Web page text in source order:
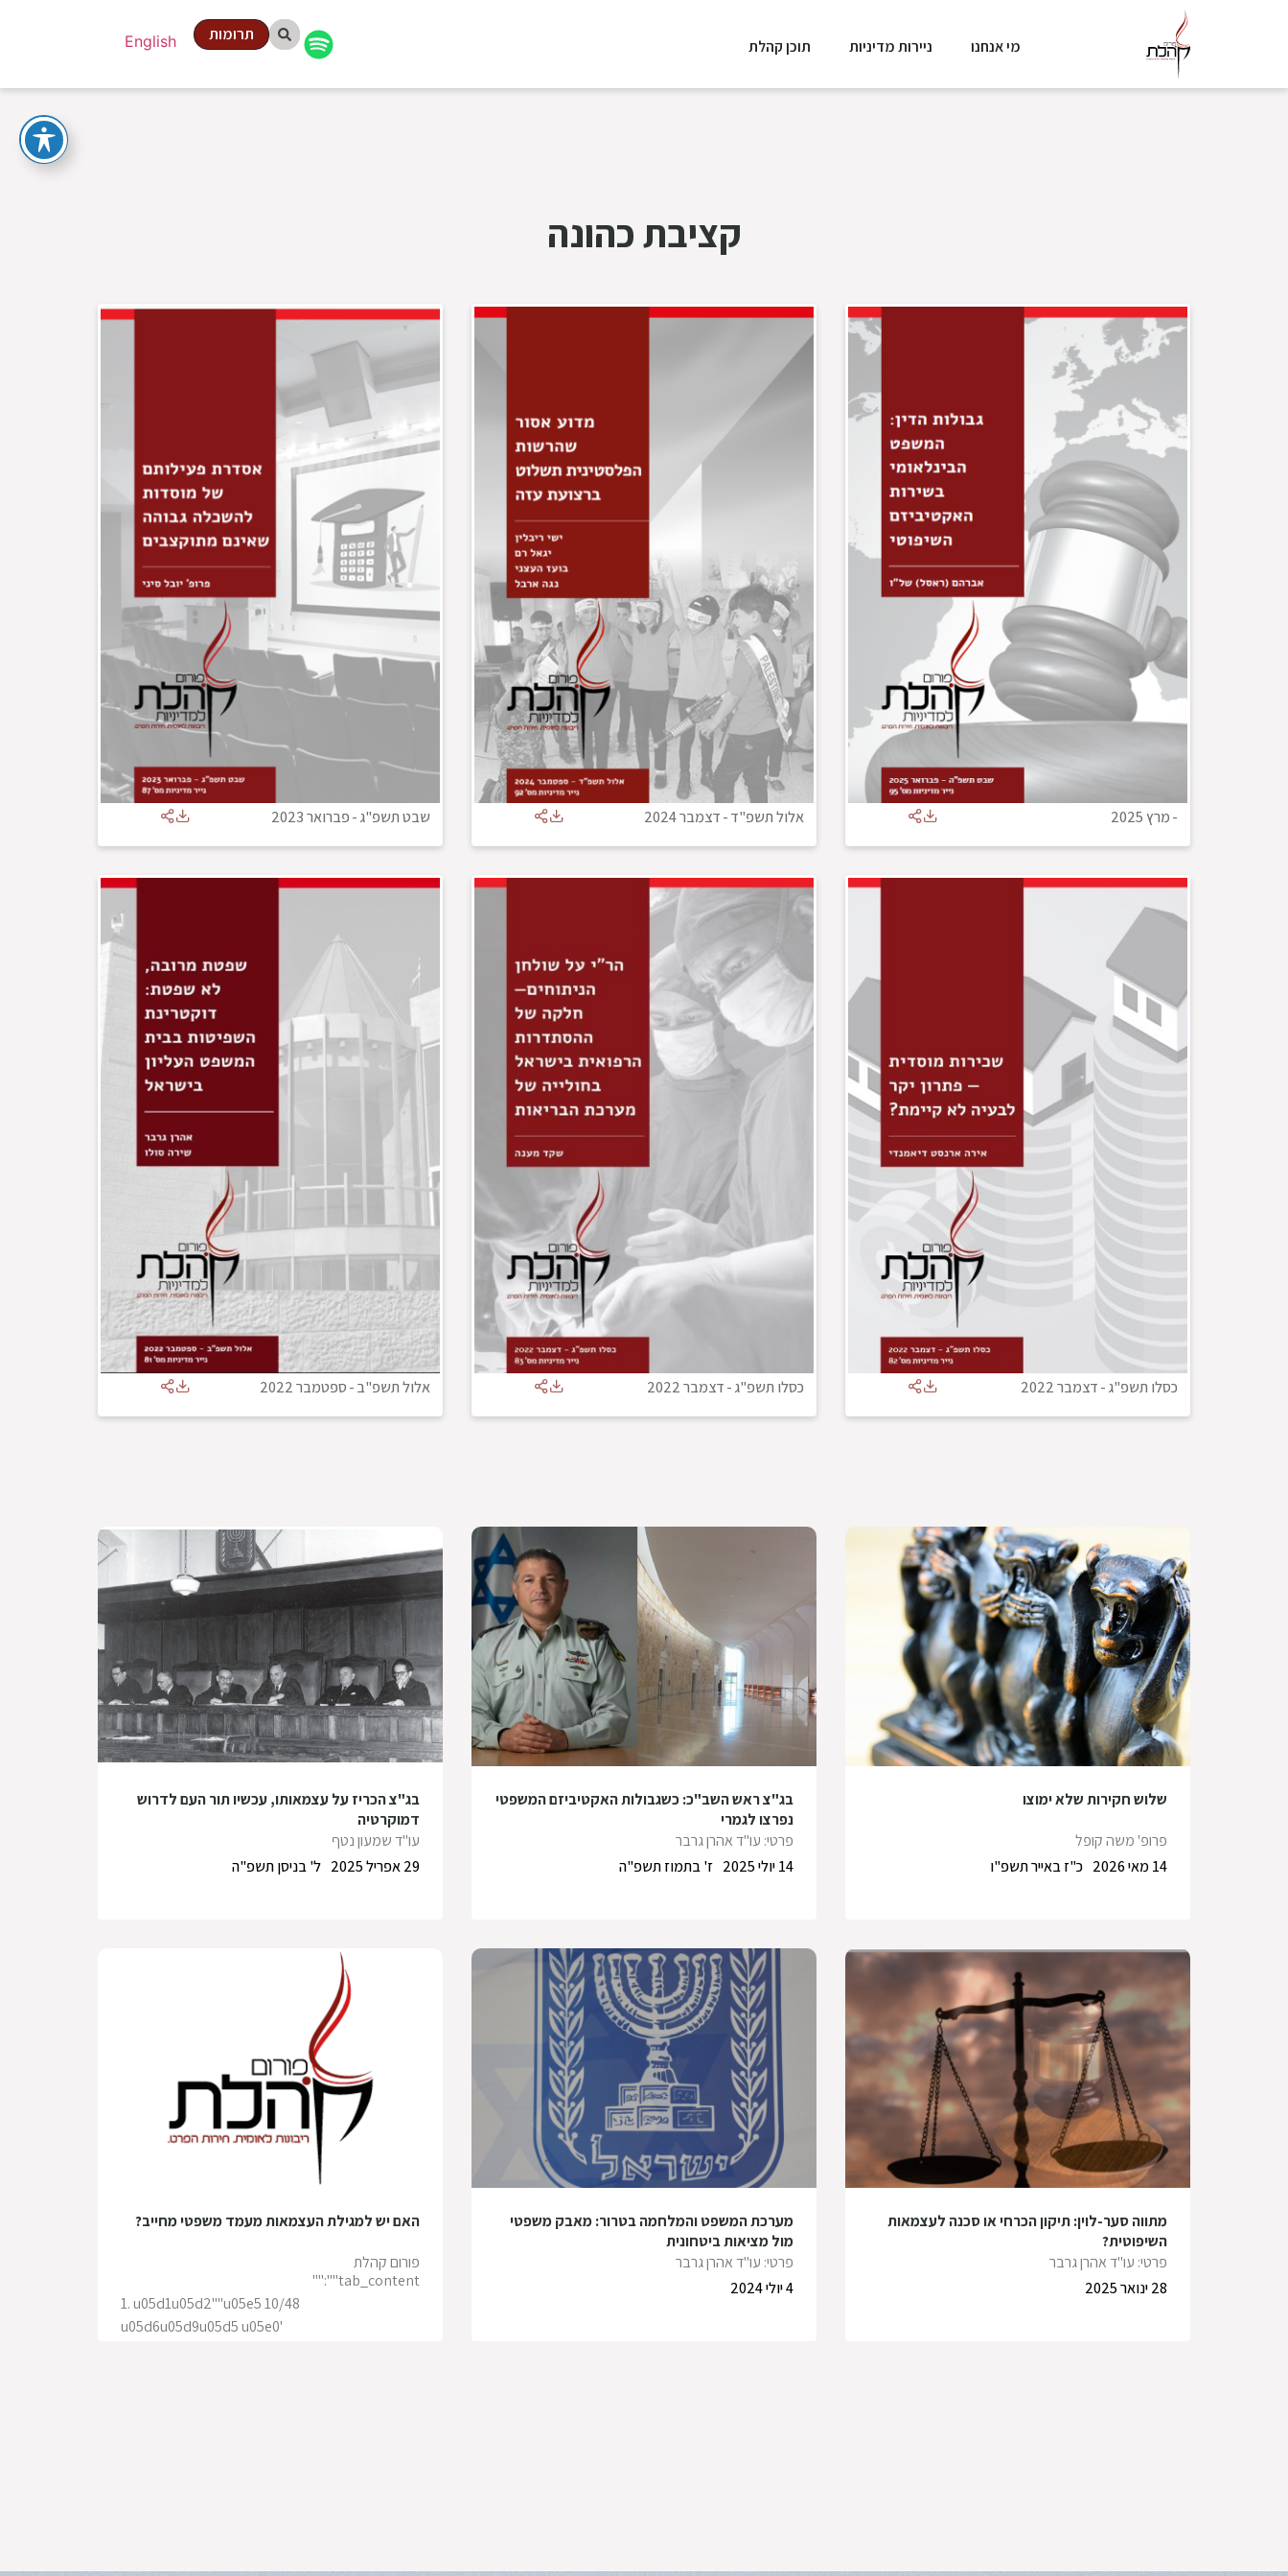
מי אנחנו ניירות מדיניות תוכן קהלת English תרומות
קציבת כהונה
-מרץ 2025 אלול תשפ"ד-דצמבר 2024 שבט תשפ"ג-פברואר 2023
כסלו תשפ"ג-דצמבר 2022 כסלו תשפ"ג-דצמבר 2022 אלול תשפ"ב-ספטמבר 2022
שלוש חקירות שלא ימוצו
פרופ' משה קופל
כ"ז באייר תשפ"ו
14 מאי 2026
בג"צ ראש השב"כ: כשגבולות האקטיביזם המשפטי
נפרצו לגמרי
פרטי: עו"ד אהרן גרבר
ז' בתמוז תשפ"ה
14 יולי 2025
בג"צ הכריז על עצמאותו, עכשיו תור העם לדרוש
דמוקרטיה
עו"ד שמעון נטף
ל' בניסן תשפ"ה
29 אפריל 2025
מתווה סער-לוין: תיקון הכרחי או סכנה לעצמאות
השיפוטית?
פרטי: עו"ד אהרן גרבר
28 ינואר 2025
מערכת המשפט והמלחמה בטרור: מאבק משפטי
מול מציאות ביטחונית
פרטי: עו"ד אהרן גרבר
4 יולי 2024
האם יש למגילת העצמאות מעמד משפטי מחייב?
פורום קהלת
tab_content"":""
1. u05d1u05d2""u05e5 10/48
u05d6u05d9u05d5 u05e0'